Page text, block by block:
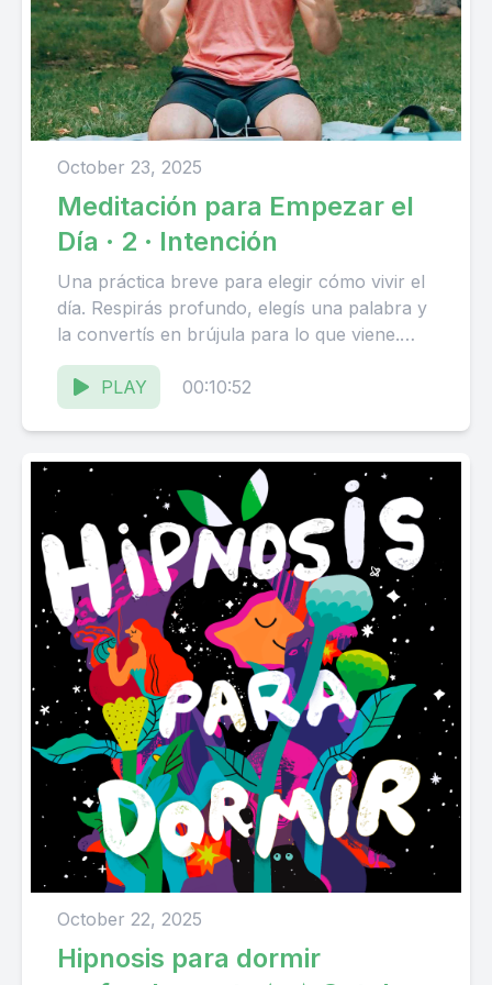
October 23, 2025
Meditación para Empezar el
Día · 2 · Intención
Una práctica breve para elegir cómo vivir el
día. Respirás profundo, elegís una palabra y
la convertís en brújula para lo que viene.
Para...
PLAY
00:10:52
October 22, 2025
Hipnosis para dormir